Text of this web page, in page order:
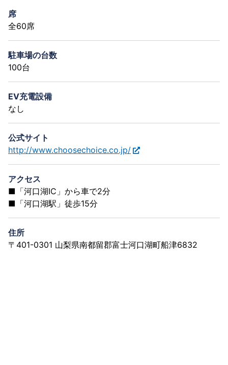
席
全60席
駐車場の台数
100台
EV充電設備
なし
公式サイト
http://www.choosechoice.co.jp/
アクセス
■「河口湖IC」から車で2分
■「河口湖駅」徒歩15分
住所
〒401-0301 山梨県南都留郡富士河口湖町船津6832